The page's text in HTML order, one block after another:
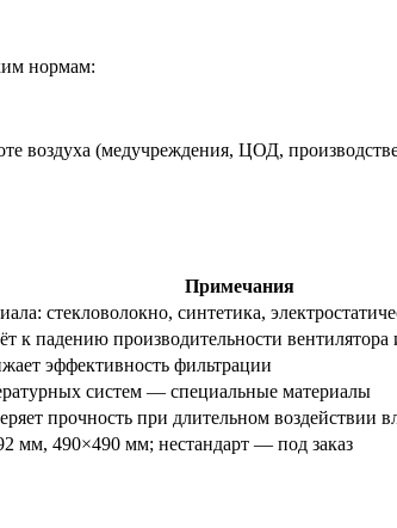
нормам:
воздуха (медучреждения, ЦОД,
Примечания
стекловолокно, синтетика,
к падению производительности вентилятора
эффективность фильтрации
систем — специальные материалы
прочность при длительном воздействии
мм, 490×490 мм; нестандарт — под заказ